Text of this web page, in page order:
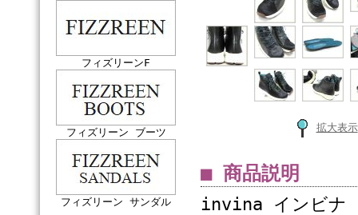
フィズリーンF
フィズリーン ブーツ
フィズリーン サンダル
拡大表示
■ 商品説明
invina インビナ